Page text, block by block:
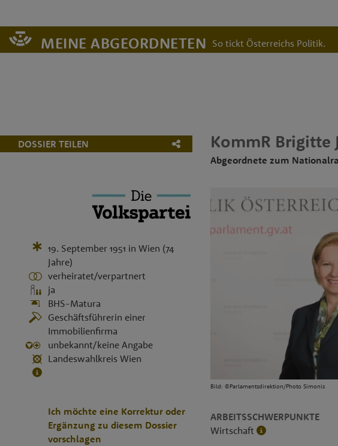
MEINE ABGEORDNETEN So tickt Österreichs Politik.
DOSSIER TEILEN KommR Brigitte
Abgeordnete zum
19. September 1951 inWien (74
Jahre)
verheiratet/verpartnert
ja
BHS-Matura
Geschäftsführerin einer
Immobilienfirma
unbekannt/keine Angabe
Landeswahlkreis Wien
Ich möchte eine Korrektur oder
Ergänzung zu diesem Dossier
vorschlagen
Bild: ©Parlamentsdirektion/Photo Simonis
ARBEITSSCHWERPUNKTE
Wirtschaft